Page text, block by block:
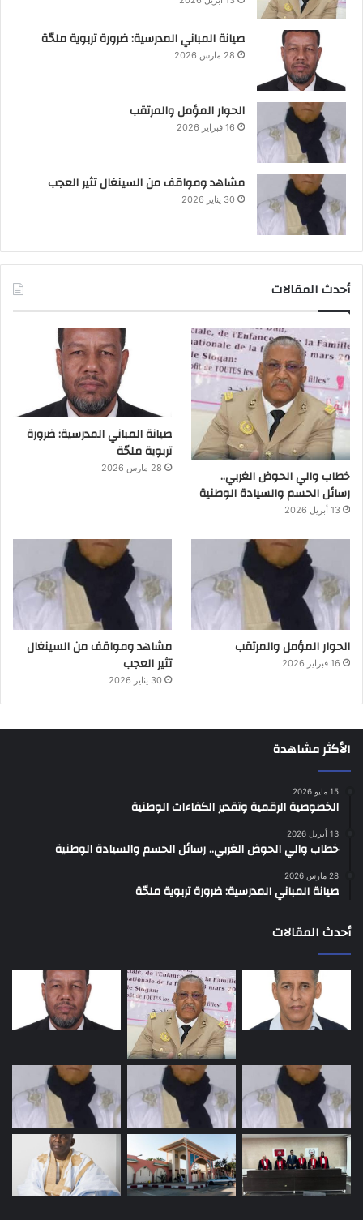
صيانة المباني المدرسية: ضرورة تربوية ملحّة
28 مارس 2026
الحوار المؤمل والمرتقب
16 فبراير 2026
مشاهد ومواقف من السينغال تثير العجب
30 يناير 2026
أحدث المقالات
خطاب والي الحوض الغربي..
رسائل الحسم والسيادة الوطنية
13 أبريل 2026
صيانة المباني المدرسية: ضرورة
تربوية ملحّة
28 مارس 2026
الحوار المؤمل والمرتقب
16 فبراير 2026
مشاهد ومواقف من السينغال
تثير العجب
30 يناير 2026
الأكثر مشاهدة
15 مايو 2026
الخصوصية الرقمية وتقدير الكفاءات الوطنية
13 أبريل 2026
خطاب والي الحوض الغربي.. رسائل الحسم والسيادة الوطنية
28 مارس 2026
صيانة المباني المدرسية: ضرورة تربوية ملحّة
أحدث المقالات